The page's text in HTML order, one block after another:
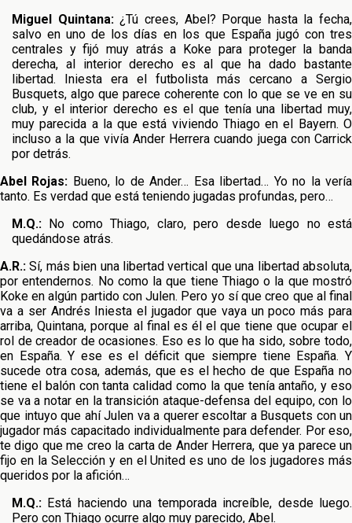
Miguel Quintana:¿Tú crees, Abel? Porque hasta la fecha,
salvo en uno de los días en los que España jugó con tres
centrales y fijó muy atrás a Koke para proteger la banda
derecha, al interior derecho es al que ha dado bastante
libertad. Iniesta era el futbolista más cercano a Sergio
Busquets, algo que parece coherente con lo que se ve en su
club, y el interior derecho es el que tenía una libertad muy,
muy parecida a la que está viviendo Thiago en el Bayern. O
incluso a la que vivía Ander Herrera cuando juega con Carrick
por detrás.
Abel Rojas: Bueno, lo de Ander… Esa libertad… Yo no la vería
tanto. Es verdad que está teniendo jugadas profundas, pero…
M.Q.: No como Thiago, claro, pero desde luego no está
quedándose atrás.
A.R.: Sí, más bien una libertad vertical que una libertad absoluta,
por entendernos. No como la que tiene Thiago o la que mostró
Koke en algún partido con Julen. Pero yo sí que creo que al final
va a ser Andrés Iniesta el jugador que vaya un poco más para
arriba, Quintana, porque al final es él el que tiene que ocupar el
rol de creador de ocasiones. Eso es lo que ha sido, sobre todo,
en España. Y ese es el déficit que siempre tiene España. Y
sucede otra cosa, además, que es el hecho de que España no
tiene el balón con tanta calidad como la que tenía antaño, y eso
se va a notar en la transición ataque-defensa del equipo, con lo
que intuyo que ahí Julen va a querer escoltar a Busquets con un
jugador más capacitado individualmente para defender. Por eso,
te digo que me creo la carta de Ander Herrera, que ya parece un
fijo en la Selección y en el United es uno de los jugadores más
queridos por la afición…
M.Q.: Está haciendo una temporada increíble, desde luego.
Pero con Thiago ocurre algo muy parecido, Abel.